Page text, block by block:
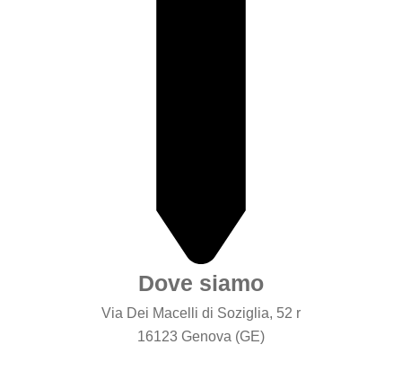
Dove siamo
Via Dei Macelli di Soziglia, 52 r
16123 Genova (GE)